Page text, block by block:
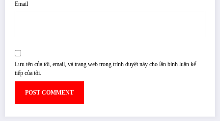
Email
Lưu tên của tôi, email, và trang web trong trình duyệt này cho lần bình luận kế
tiếp của tôi.